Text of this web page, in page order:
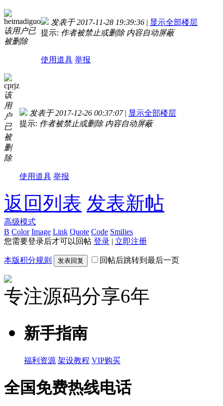
heimadiguo
该用户已
被删除
发表于 2017-11-28 19:39:36 | 显示全部楼层
提示: 作者被禁止或删除 内容自动屏蔽
使用道具 举报
cprjz
该
用
户
已
被
删
除
发表于 2017-12-26 00:37:07 | 显示全部楼层
提示: 作者被禁止或删除 内容自动屏蔽
使用道具 举报
返回列表 发表新帖
高级模式
B Color Image Link Quote Code Smilies
您需要登录后才可以回帖 登录 | 立即注册
本版积分规则 发表回复 回帖后跳转到最后一页
专注源码分享6年
新手指南
福利资源 架设教程 VIP购买
全国免费热线电话